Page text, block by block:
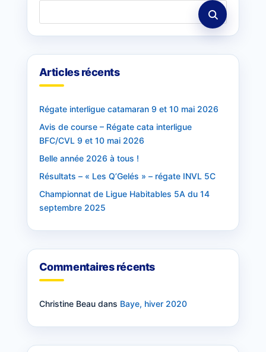
Articles récents
Régate interligue catamaran 9 et 10 mai 2026
Avis de course – Régate cata interligue
BFC/CVL 9 et 10 mai 2026
Belle année 2026 à tous !
Résultats – « Les Q’Gelés » – régate INVL 5C
Championnat de Ligue Habitables 5A du 14
septembre 2025
Commentaires récents
Christine Beaudans Baye, hiver 2020